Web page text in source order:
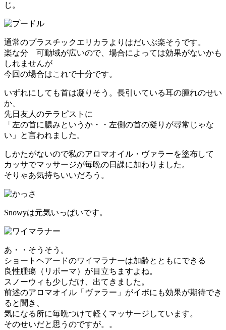
じ。
通常のプラスチックエリカラよりはだいぶ楽そうです。
楽な分 可動域が広いので、場合によっては効果がないかも
しれませんが
今回の場合はこれで十分です。
いずれにしても首は凝りそう。長引いている耳の腫れのせい
か、
先日友人のテラピストに
「左の首に膿みというか・・左側の首の凝りが尋常じゃな
い」と言われました。
しかたがないので私のアロマオイル・ヴァラーを塗布して
カッサでマッサージが毎晩の日課に加わりました。
そりゃあ気持ちいいだろう。
Snowyは元気いっぱいです。
あ・・そうそう。
ショートヘアードのワイマラナーは加齢とともにできる
良性腫瘍（リポーマ）が目立ちますよね。
スノーウィも少しだけ、出てきました。
前述のアロマオイル「ヴァラー」がイボにも効果が期待でき
ると聞き、
気になる所に毎晩つけて軽くマッサージしています。
そのせいだと思うのですが。。